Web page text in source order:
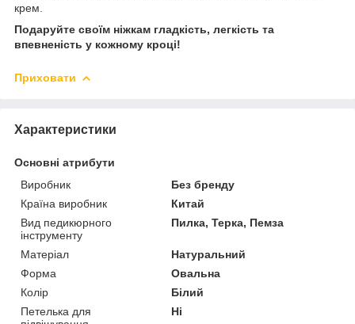
крем.
Подаруйте своїм ніжкам гладкість, легкість та
впевненість у кожному кроці!
Приховати
Характеристики
Основні атрибути
Виробник
Без бренду
Країна виробник
Китай
Вид педикюрного
інструменту
Пилка, Терка, Пемза
Матеріал
Натуральний
Форма
Овальна
Колір
Білий
Петелька для
Ні